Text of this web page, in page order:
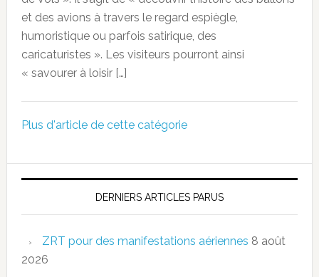
et des avions à travers le regard espiègle,
humoristique ou parfois satirique, des
caricaturistes ». Les visiteurs pourront ainsi
« savourer à loisir […]
Plus d'article de cette catégorie
DERNIERS ARTICLES PARUS
ZRT pour des manifestations aériennes 8 août
2026